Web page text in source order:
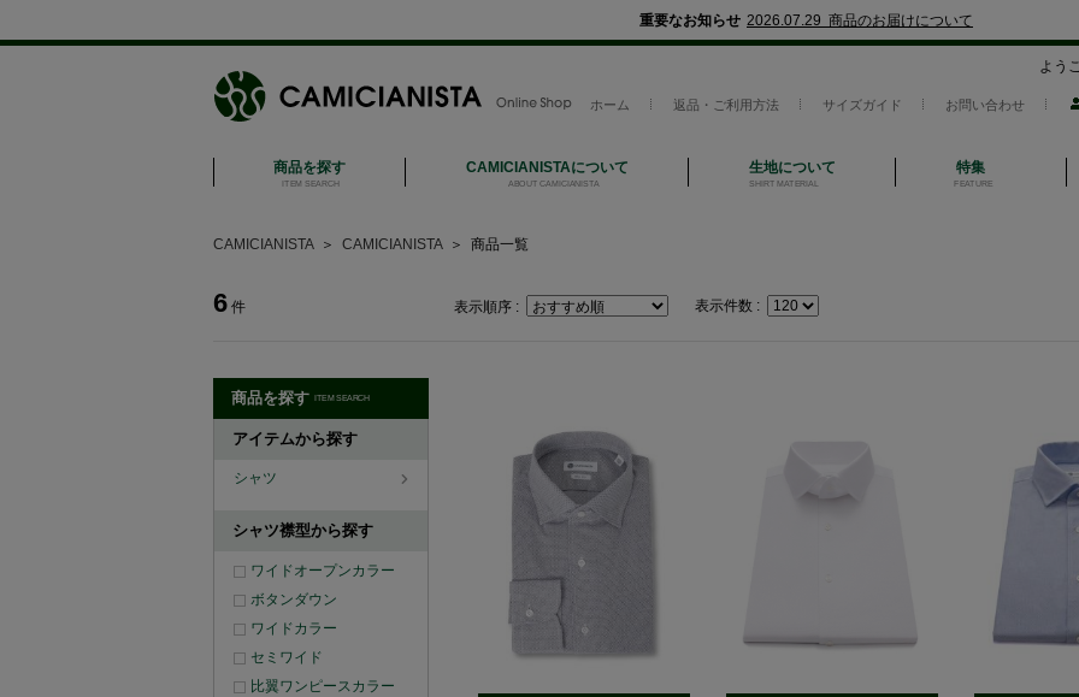
重要なお知らせ 2026.07.29 商品のお届けについて
よう
ホーム 返品・ご利用方法 サイズガイド お問い合わせ
商品を探す
ITEM SEARCH
CAMICIANISTAについて
ABOUT CAMICIANISTA
生地について
SHIRT MATERIAL
特集
FEATURE
CAMICIANISTA＞ CAMICIANISTA＞ 商品一覧
6 件 表示順序 : 表示件数 :
商品を探す ITEM SEARCH
アイテムから探す
シャツ
シャツ襟型から探す
ワイドオープンカラー
ボタンダウン
ワイドカラー
セミワイド
比翼ワンピースカラー